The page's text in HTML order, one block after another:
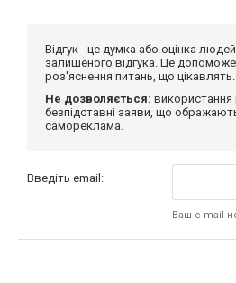
Відгук - це думка або оцінка
залишеного відгука. Це
роз'яснення питань, що цікавлять.
Не дозволяється: використання
безпідставні заяви, що
самореклама.
Введіть email:
Ваш e-mail